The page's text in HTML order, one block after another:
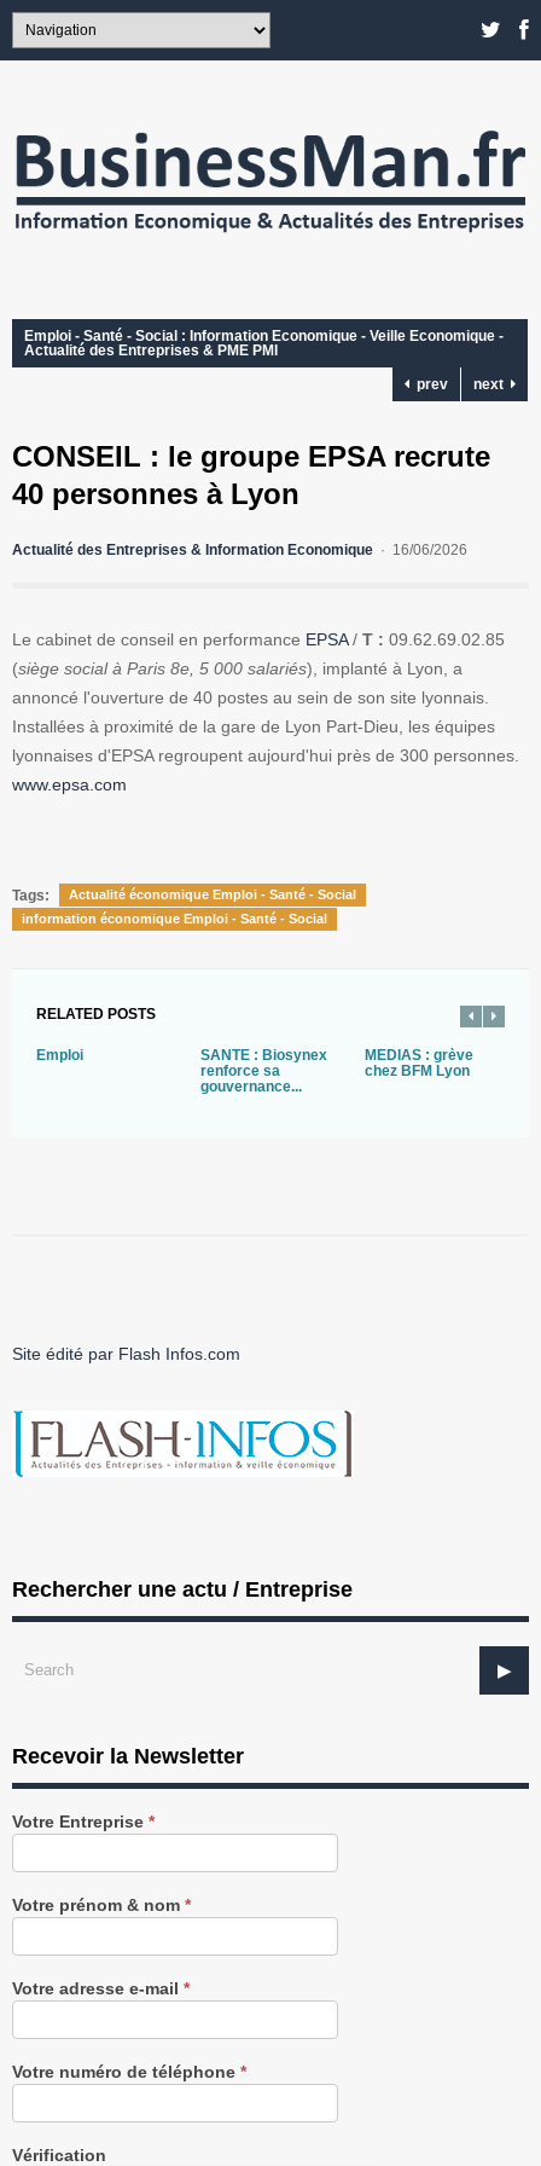
Emploi - Santé - Social : Information Economique - Veille Economique -
Actualité des Entreprises & PME PMI
prev
next
CONSEIL : le groupe EPSA recrute
40 personnes à Lyon
Actualité des Entreprises & Information Economique 16/06/2026
Le cabinet de conseil en performance EPSA/ T : 09.62.69.02.85
(siège social à Paris 8e, 5 000 salariés), implanté à Lyon, a
annoncé l'ouverture de 40 postes au sein de son site lyonnais.
Installées à proximité de la gare de Lyon Part-Dieu, les équipes
lyonnaises d'EPSA regroupent aujourd'hui près de 300 personnes.
www.epsa.com
Tags:
Actualité économique Emploi - Santé - Social
information économique Emploi - Santé - Social
RELATED POSTS
Emploi
SANTE : Biosynex
renforce sa
gouvernance...
MEDIAS : grève
chez BFM Lyon
Site édité par Flash Infos.com
Rechercher une actu / Entreprise
Recevoir la Newsletter
Recevez
notre
gratuitement
Votre Entreprise *
Votre prénom & nom *
Votre adresse e-mail *
Votre numéro de téléphone *
Vérification